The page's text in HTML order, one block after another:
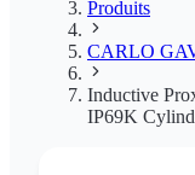
Produits
CARLO
Inductive
IP69K